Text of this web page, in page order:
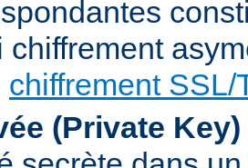
chiffrement
chiffrement SSL/
(Private Key)